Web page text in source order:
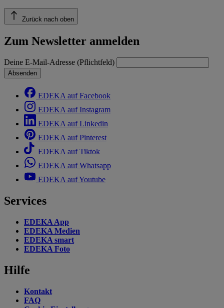
Zurück nach oben
Zum Newsletter anmelden
Deine E-Mail-Adresse (Pflichtfeld)
Absenden
EDEKA auf Facebook
EDEKA auf Instagram
EDEKA auf Linkedin
EDEKA auf Pinterest
EDEKA auf Tiktok
EDEKA auf Whatsapp
EDEKA auf Youtube
Services
EDEKA App
EDEKA Medien
EDEKA smart
EDEKA Foto
Hilfe
Kontakt
FAQ